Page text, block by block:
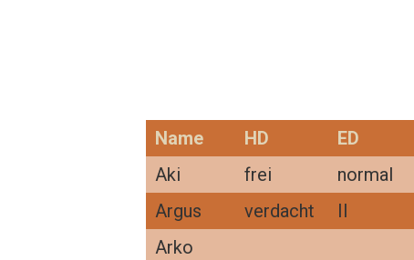
Name HD ED
Aki
frei normal
Argus
verdacht II
Arko